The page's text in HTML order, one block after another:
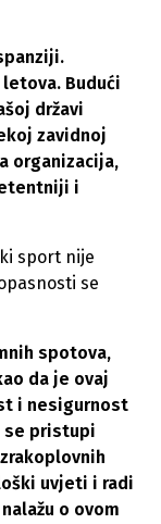
Budući
državi
zavidnoj
organizacija,
i
sport nije
se
spotova,
da je ovaj
i nesigurnost
se pristupi
uvjeti i radi
o ovom